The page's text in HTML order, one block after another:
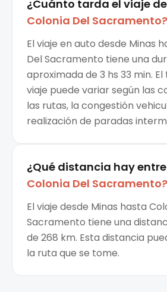
¿Cuánto tarda el viaje de
Colonia Del Sacramento?
El viaje en auto desde Minas
Del Sacramento tiene una
aproximada de 3 hs 33 min.
viaje puede variar según las
las rutas, la congestión
realización de paradas
¿Qué distancia hay entre
Colonia Del Sacramento?
El viaje desde Minas hasta
Sacramento tiene una
de 268 km. Esta distancia
la ruta que se tome.